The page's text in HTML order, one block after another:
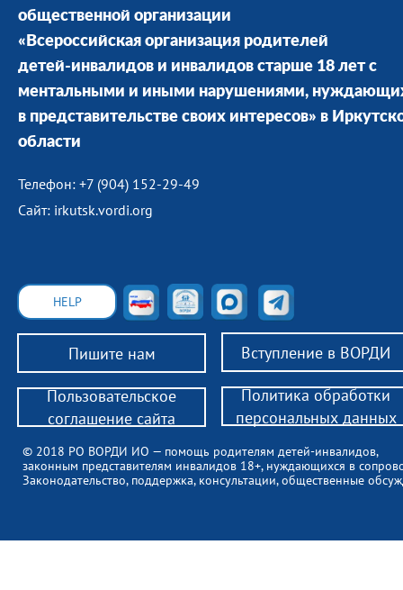
общественной организации
«Всероссийская организация родителей
детей-инвалидов и инвалидов старше 18 лет с
ментальными и иными нарушениями,
в представительстве своих интересов» в
области
Телефон: +7 (904) 152-29-49
Сайт: irkutsk.vordi.org
Пишите нам Вступление в ВОРДИ
© 2018 РО ВОРДИ ИО — помощь родителям детей-инвалидов,
законным представителям инвалидов 18+, нуждающихся в
Законодательство, поддержка, консультации, общественные
HELP
Пользовательское
соглашение сайта
Политика обработки
персональных данных